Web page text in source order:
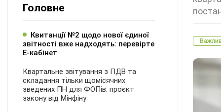
Головне
Квитанції №2 щодо нової єдиної
звітності вже надходять: перевірте
Е-кабінет
Квартальне звітування з ПДВ та
складання тільки щомісячних
зведених ПН для ФОПів: проєкт
закону від Мінфіну